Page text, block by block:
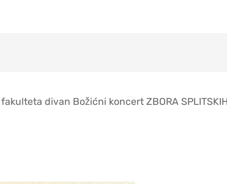
divan Božićni koncert ZBORA